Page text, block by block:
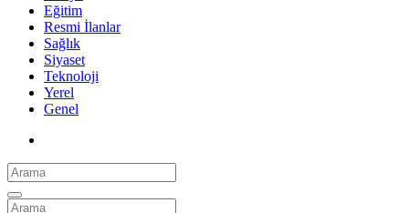
Eğitim
Resmi İlanlar
Sağlık
Siyaset
Teknoloji
Yerel
Genel